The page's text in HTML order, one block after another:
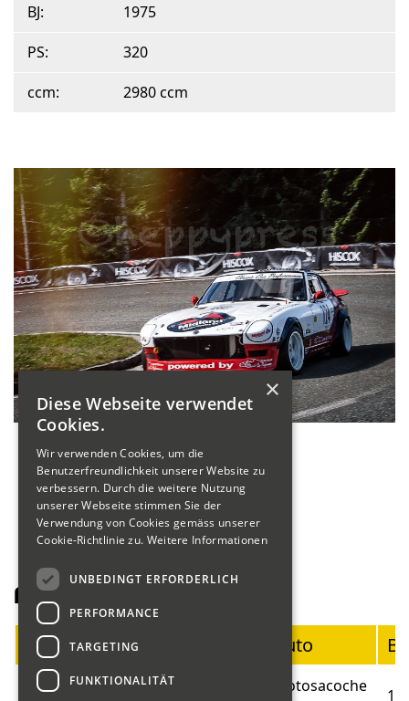
BJ:
1975
PS:
320
ccm:
2980 ccm
Fahrerliste Motorräder
Startnummer
Auto
01
Blumer
Motosacoche
×
Diese Webseite verwendet
Cookies.
Wir verwenden Cookies, um die
Benutzerfreundlichkeit unserer Website zu
verbessern. Durch die weitere Nutzung
unserer Webseite stimmen Sie der
Verwendung von Cookies gemäss unserer
Cookie-Richtlinie zu. Weitere Informationen
UNBEDINGT ERFORDERLICH
PERFORMANCE
TARGETING
FUNKTIONALITÄT